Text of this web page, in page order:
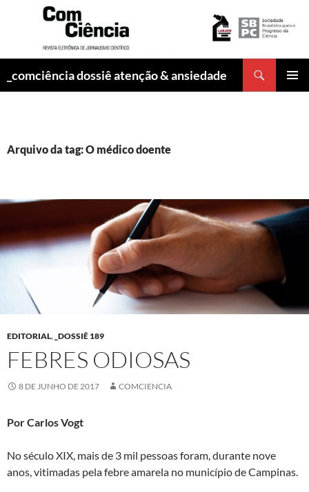
_comciência dossiê atenção & ansiedade
Arquivo da tag: O médico doente
EDITORIAL, _DOSSIÊ 189
FEBRES ODIOSAS
8 DE JUNHO DE 2017 COMCIENCIA
Por Carlos Vogt
No século XIX, mais de 3 mil pessoas foram, durante nove
anos, vitimadas pela febre amarela no município de Campinas.